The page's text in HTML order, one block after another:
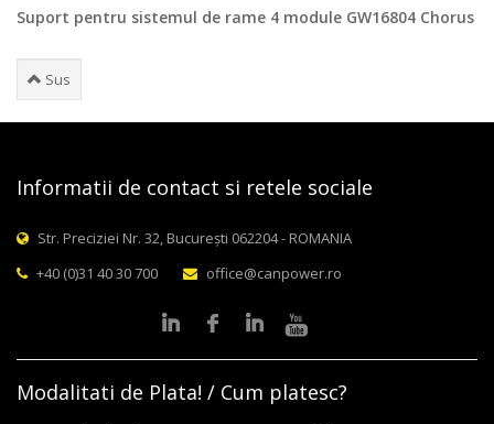
Suport pentru sistemul de rame 4 module GW16804 Chorus
Sus
Informatii de contact si retele sociale
Str. Preciziei Nr. 32, București 062204 - ROMANIA
+40 (0)31 40 30 700
office@canpower.ro
Modalitati de Plata! / Cum platesc?